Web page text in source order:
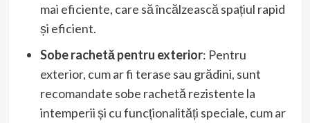
mai eficiente, care să încălzească spațiul rapid
și eficient.
Sobe rachetă pentru exterior: Pentru
exterior, cum ar fi terase sau grădini, sunt
recomandate sobe rachetă rezistente la
intemperii și cu funcționalități speciale, cum ar